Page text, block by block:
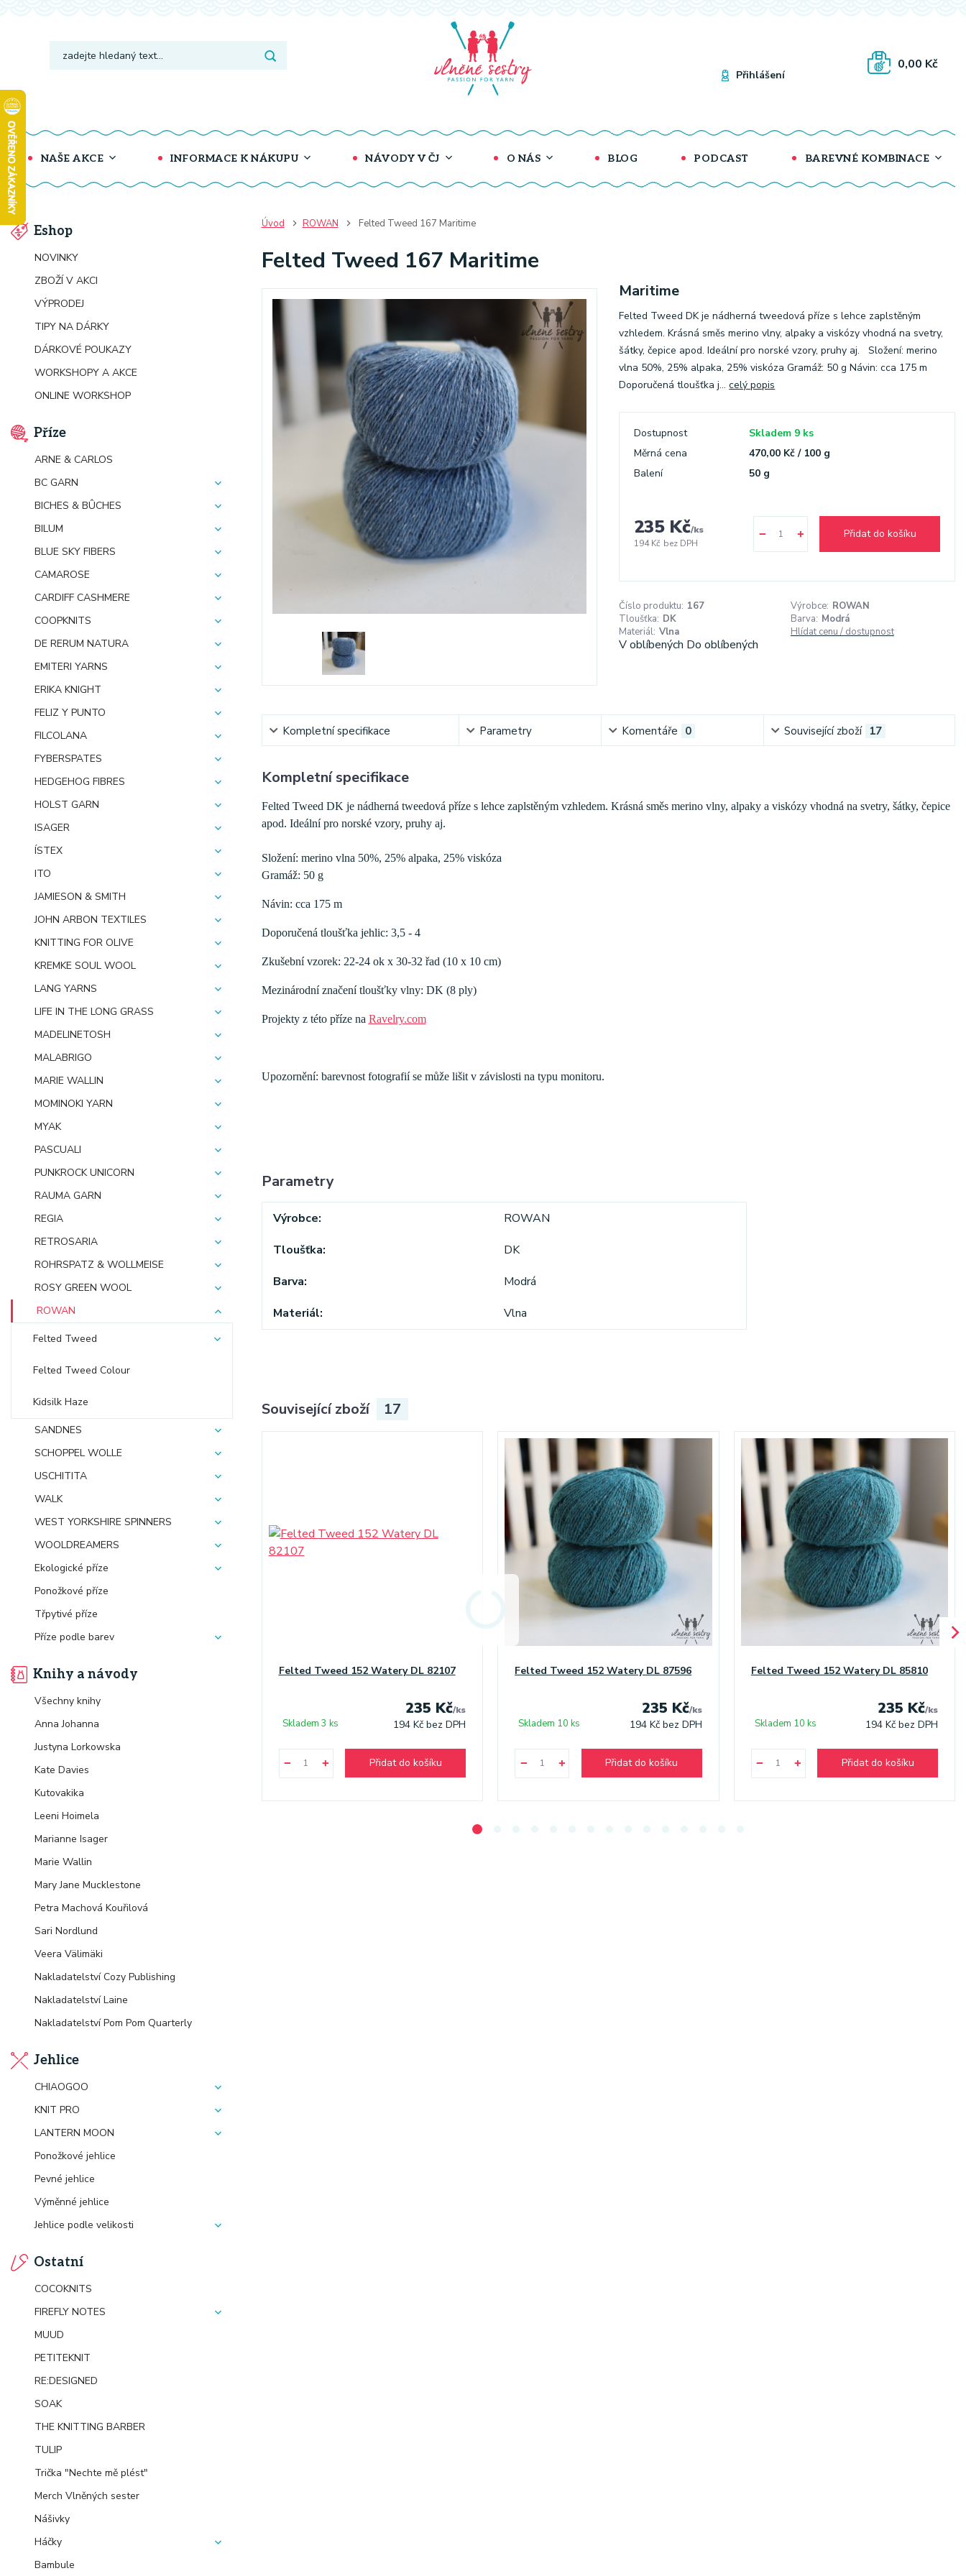
NAŠE AKCE INFORMACE K NÁKUPU NÁVODY V ČJ O NÁS BLOG PODCAST BAREVNÉ KOMBINACE
Přihlášení
0,00 Kč
Eshop
NOVINKY
ZBOŽÍ V AKCI
VÝPRODEJ
TIPY NA DÁRKY
DÁRKOVÉ POUKAZY
WORKSHOPY A AKCE
ONLINE WORKSHOP
Příze
ARNE & CARLOS
BC GARN
BICHES & BÛCHES
BILUM
BLUE SKY FIBERS
CAMAROSE
CARDIFF CASHMERE
COOPKNITS
DE RERUM NATURA
EMITERI YARNS
ERIKA KNIGHT
FELIZ Y PUNTO
FILCOLANA
FYBERSPATES
HEDGEHOG FIBRES
HOLST GARN
ISAGER
ÍSTEX
ITO
JAMIESON & SMITH
JOHN ARBON TEXTILES
KNITTING FOR OLIVE
KREMKE SOUL WOOL
LANG YARNS
LIFE IN THE LONG GRASS
MADELINETOSH
MALABRIGO
MARIE WALLIN
MOMINOKI YARN
MYAK
PASCUALI
PUNKROCK UNICORN
RAUMA GARN
REGIA
RETROSARIA
ROHRSPATZ & WOLLMEISE
ROSY GREEN WOOL
ROWAN
Felted Tweed
Felted Tweed Colour
Kidsilk Haze
SANDNES
SCHOPPEL WOLLE
USCHITITA
WALK
WEST YORKSHIRE SPINNERS
WOOLDREAMERS
Ekologické příze
Ponožkové příze
Třpytivé příze
Příze podle barev
Knihy a návody
Všechny knihy
Anna Johanna
Justyna Lorkowska
Kate Davies
Kutovakika
Leeni Hoimela
Marianne Isager
Marie Wallin
Mary Jane Mucklestone
Petra Machová Kouřilová
Sari Nordlund
Veera Välimäki
Nakladatelství Cozy Publishing
Nakladatelství Laine
Nakladatelství Pom Pom Quarterly
Jehlice
CHIAOGOO
KNIT PRO
LANTERN MOON
Ponožkové jehlice
Pevné jehlice
Výměnné jehlice
Jehlice podle velikosti
Ostatní
COCOKNITS
FIREFLY NOTES
MUUD
PETITEKNIT
RE:DESIGNED
SOAK
THE KNITTING BARBER
TULIP
Trička "Nechte mě plést"
Merch Vlněných sester
Nášivky
Háčky
Bambule
Úvod ROWAN Felted Tweed 167 Maritime
Felted Tweed 167 Maritime
Maritime
Felted Tweed DK je nádherná tweedová příze s lehce zaplstěným
vzhledem. Krásná směs merino vlny, alpaky a viskózy vhodná na svetry,
šátky, čepice apod. Ideální pro norské vzory, pruhy aj. Složení: merino
vlna 50%, 25% alpaka, 25% viskóza Gramáž: 50 g Návin: cca 175 m
Doporučená tloušťka j...celý popis
Dostupnost
Skladem 9 ks
Měrná cena
470,00 Kč / 100 g
Balení
50 g
235 Kč/ks
194 Kč bez DPH
Přidat do košíku
Číslo produktu: 167 Výrobce: ROWAN
Tloušťka: DK Barva: Modrá
Materiál: Vlna Hlídat cenu / dostupnost
V oblíbených Do oblíbených
Kompletní specifikace Parametry Komentáře 0 Související zboží 17
Kompletní specifikace
Felted Tweed DK je nádherná tweedová příze s lehce zaplstěným vzhledem. Krásná směs merino vlny, alpaky a viskózy vhodná na svetry, šátky, čepice
apod. Ideální pro norské vzory, pruhy aj.
Složení: merino vlna 50%, 25% alpaka, 25% viskóza
Gramáž: 50 g
Návin: cca 175 m
Doporučená tloušťka jehlic: 3,5 - 4
Zkušební vzorek: 22-24 ok x 30-32 řad (10 x 10 cm)
Mezinárodní značení tloušťky vlny: DK (8 ply)
Projekty z této příze na Ravelry.com
Upozornění: barevnost fotografií se může lišit v závislosti na typu monitoru.
Parametry
Výrobce
ROWAN
Tloušťka
DK
Barva
Modrá
Materiál
Vlna
Související zboží 17
Felted Tweed 152 Watery DL 82107
235 Kč/ks
194 Kčbez DPH
Skladem 3 ks
Přidat do košíku
Felted Tweed 152 Watery DL 87596
235 Kč/ks
194 Kč bez DPH
Skladem 10 ks
Přidat do košíku
Felted Tweed 152 Watery DL 85810
235 Kč/ks
194 Kčbez DPH
Skladem 10 ks
Přidat do košíku